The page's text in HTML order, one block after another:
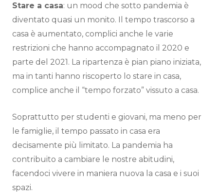
Stare a casa: un mood che sotto pandemia è
diventato quasi un monito. Il tempo trascorso a
casa è aumentato, complici anche le varie
restrizioni che hanno accompagnato il 2020 e
parte del 2021. La ripartenza è pian piano iniziata,
ma in tanti hanno riscoperto lo stare in casa,
complice anche il “tempo forzato” vissuto a casa.
Soprattutto per studenti e giovani, ma meno per
le famiglie, il tempo passato in casa era
decisamente più limitato. La pandemia ha
contribuito a cambiare le nostre abitudini,
facendoci vivere in maniera nuova la casa e i suoi
spazi.